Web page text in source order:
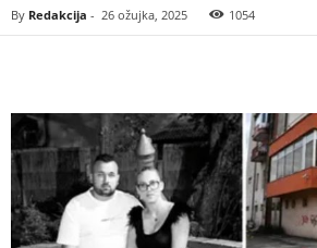
By Redakcija - 26 ožujka, 2025 1054